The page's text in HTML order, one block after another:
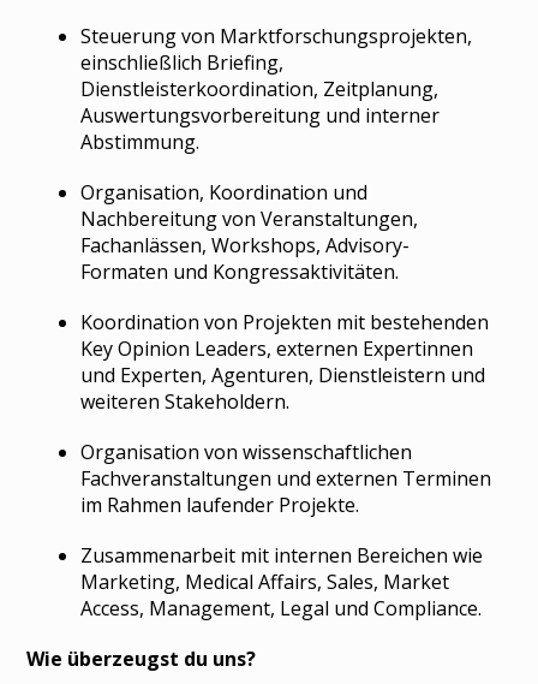
Steuerung von Marktforschungsprojekten,
einschließlich Briefing,
Dienstleisterkoordination, Zeitplanung,
Auswertungsvorbereitung und interner
Abstimmung.
Organisation, Koordination und
Nachbereitung von Veranstaltungen,
Fachanlässen, Workshops, Advisory-
Formaten und Kongressaktivitäten.
Koordination von Projekten mit bestehenden
Key Opinion Leaders, externen Expertinnen
und Experten, Agenturen, Dienstleistern und
weiteren Stakeholdern.
Organisation von wissenschaftlichen
Fachveranstaltungen und externen Terminen
im Rahmen laufender Projekte.
Zusammenarbeit mit internen Bereichen wie
Marketing, Medical Affairs, Sales, Market
Access, Management, Legal und Compliance.
Wie überzeugst du uns?